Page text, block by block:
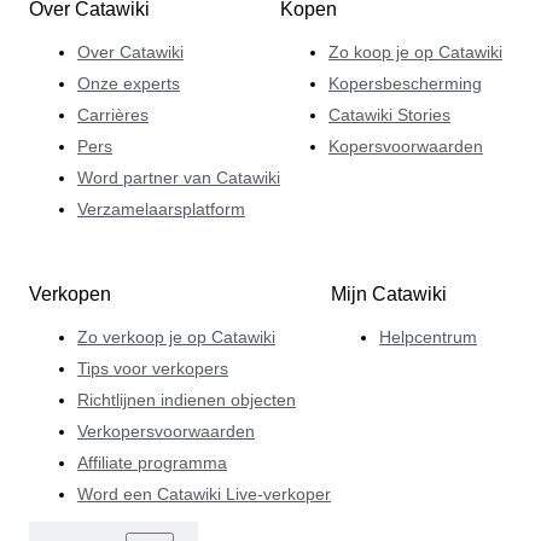
Over Catawiki
Over Catawiki
Onze experts
Carrières
Pers
Word partner van Catawiki
Verzamelaarsplatform
Kopen
Zo koop je op Catawiki
Kopersbescherming
Catawiki Stories
Kopersvoorwaarden
Verkopen
Zo verkoop je op Catawiki
Tips voor verkopers
Richtlijnen indienen objecten
Verkopersvoorwaarden
Affiliate programma
Word een Catawiki Live-verkoper
Mijn Catawiki
Helpcentrum